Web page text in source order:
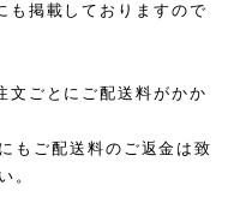
も掲載しておりますので
文ごとにご配送料がかか
もご配送料のご返金は致
。